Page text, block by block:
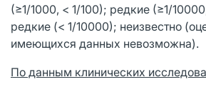
(≥1/1000, < 1/100); редкие (≥1/
редкие (< 1/10000); неизвестно
имеющихся данных невозможна).
По данным клинических